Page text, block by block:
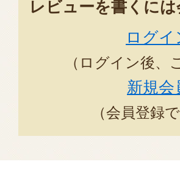
白桃と同時に黄桃
てさっぱりした甘
届いたのは外は白
レビューを書くに
ログ
（ログイン後
新規会
（会員登録で